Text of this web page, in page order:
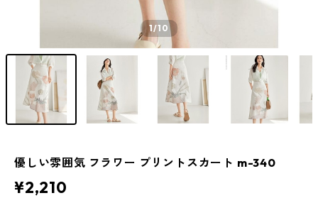
1/10
優しい雰囲気 フラワー プリントスカート m-340
¥2,210